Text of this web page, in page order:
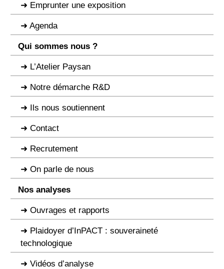
Emprunter une exposition
Agenda
Qui sommes nous ?
L’Atelier Paysan
Notre démarche R&D
Ils nous soutiennent
Contact
Recrutement
On parle de nous
Nos analyses
Ouvrages et rapports
Plaidoyer d’InPACT : souveraineté
technologique
Vidéos d’analyse